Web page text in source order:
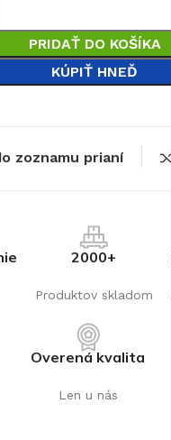
PRIDAŤ DO KOŠÍKA
KÚPIŤ HNEĎ
zoznamu prianí
2000+
Produktov skladom
Overená kvalita
Len u nás